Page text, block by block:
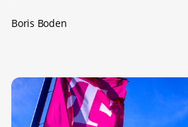
Boris Boden